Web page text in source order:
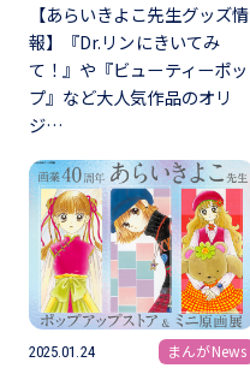
【あらいきよこ先生グッズ情
報】『Dr.リンにきいてみ
て！』や『ビューティーポッ
プ』など大人気作品のオリ
ジ…
2025.01.24 まんがNews